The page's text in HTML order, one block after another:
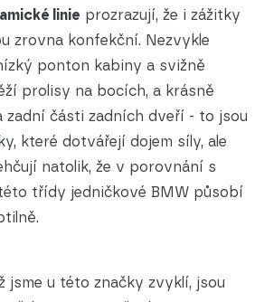
linie prozrazují, že i zážitky
zrovna konfekční. Nezvykle
ponton kabiny a svižně
prolisy na bocích, a krásně
zadní části zadních dveří - to jsou
které dotvářejí dojem síly, ale
natolik, že v porovnání s
třídy jedničkové BMW působí
jsme u této značky zvyklí, jsou